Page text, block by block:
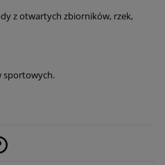
z otwartych zbiorników, rzek,
sportowych.
płatności